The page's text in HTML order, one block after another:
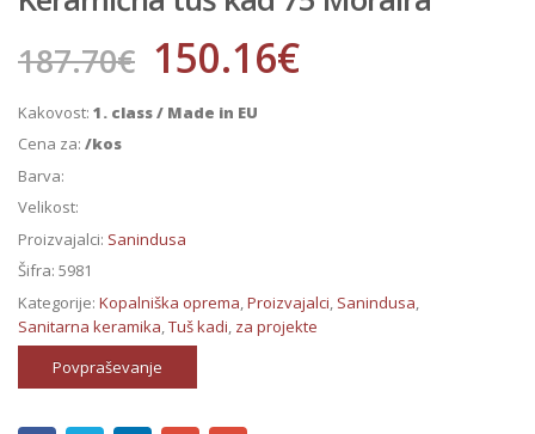
187.70€ 150.16€
Kakovost: 1. class / Made in EU
Cena za: /kos
Barva:
Velikost:
Proizvajalci: Sanindusa
Šifra: 5981
Kategorije: Kopalniška oprema,Proizvajalci, Sanindusa,
Sanitarna keramika,Tuš kadi, za projekte
Povpraševanje